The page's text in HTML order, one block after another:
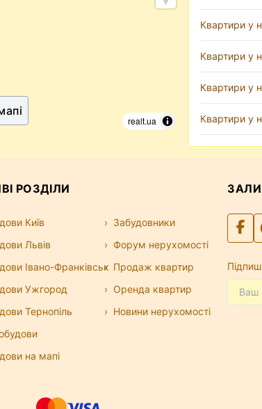
realt.ua
Квартири у
Квартири у
Квартири у
Квартири у
РОЗДІЛИ
Київ
Львів
Івано-Франківськ
Ужгород
Тернопіль
на мапі
Забудовники
Форум нерухомості
Продаж квартир
Оренда квартир
Новини нерухомості